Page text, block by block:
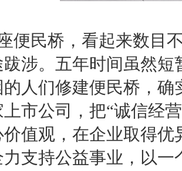
民桥，看起来数目不
涉。五年时间虽然
人们修建便民桥，
市公司，把“诚信经
值观，在企业取得
支持公益事业，以一